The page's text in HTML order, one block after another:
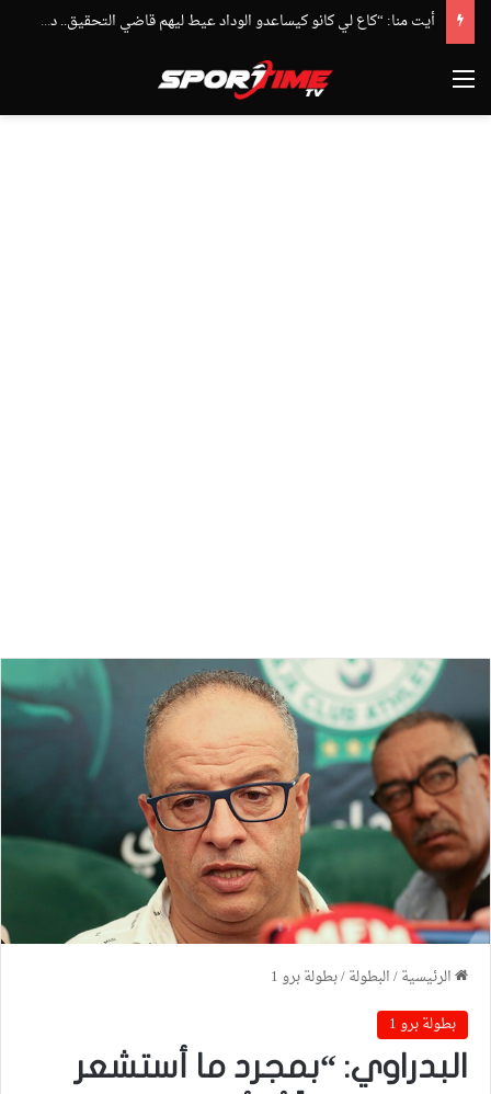
أيت منا: “كاع لي كانو كيساعدو الوداد عيط ليهم قاضي التحقيق.. دابا حتى شي واحد ما بقا باغي يعاون”
القائمة
الرئيسية/البطولة/بطولة برو 1
بطولة برو 1
البدراوي: “بمجرد ما أستشعر